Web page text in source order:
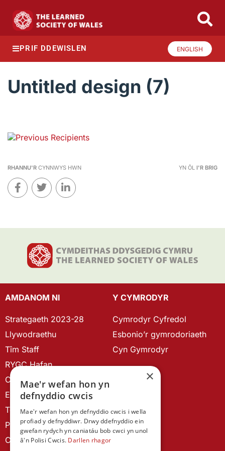
PRIF DDEWISLEN ENGLISH
Untitled design (7)
RHANNU'R CYNNWYS HWN YN ÔL I'R BRIG
AMDANOM NI
Strategaeth 2023-28
Llywodraethu
Tîm Staff
RYGC Hafan
Canllawiau brandio
Ein Hanes
Telerau ac Amodau
Polisi Preifatrwydd
Cysylltu â ni
Y CYMRODYR
Cymrodyr Cyfredol
Esbonio’r gymrodoriaeth
Cyn Gymrodyr
×
Mae'r wefan hon yn
defnyddio cwcis
Mae'r wefan hon yn defnyddio cwcis i wella
profiad y defnyddiwr. Drwy ddefnyddio ein
gwefan rydych yn caniatáu bob cwci yn unol
â'n Polisi Cwcis. Darllen rhagor